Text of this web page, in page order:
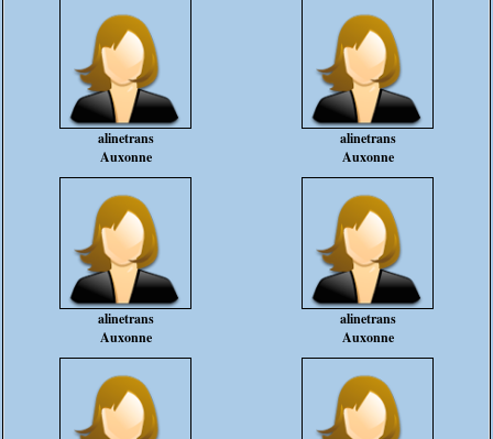
alinetrans
Auxonne
alinetrans
Auxonne
alinetrans
Auxonne
alinetrans
Auxonne